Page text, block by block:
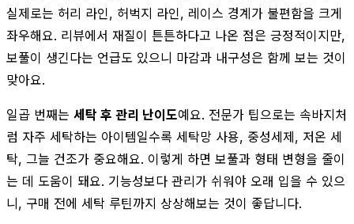
실제로는 허리 라인, 허벅지 라인, 레이스 경계가 불편함을 크게
좌우해요. 리뷰에서 재질이 튼튼하다고 나온 점은 긍정적이지만,
보풀이 생긴다는 언급도 있으니 마감과 내구성은 함께 보는 것이
맞아요.
일곱 번째는 세탁 후 관리 난이도예요. 전문가 팁으로는 속바지처
럼 자주 세탁하는 아이템일수록 세탁망 사용, 중성세제, 저온 세
탁, 그늘 건조가 중요해요. 이렇게 하면 보풀과 형태 변형을 줄이
는 데 도움이 돼요. 기능성보다 관리가 쉬워야 오래 입을 수 있으
니, 구매 전에 세탁 루틴까지 상상해보는 것이 좋답니다.